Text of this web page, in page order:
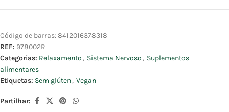
Código de barras:8412016378318
REF: 978002R
Categorias: Relaxamento , Sistema Nervoso , Suplementos
alimentares
Etiquetas: Sem glúten, Vegan
Partilhar: